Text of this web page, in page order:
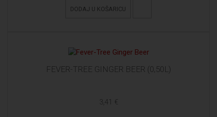
DODAJ U KOŠARICU
FEVER-TREE GINGER BEER (0,50L)
3,41 €